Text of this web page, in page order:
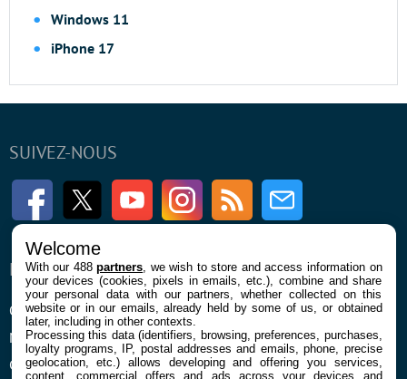
Windows 11
iPhone 17
SUIVEZ-NOUS
FacebookTwitter Youtube InstagramRSS Newsletter
ENTREPRISE
Qui sommes nous
Mentions légales et CGU
Confidentialité et Cookies
À PROPOS
La rédaction
Contact
Welcome
With our 488partners , we wish to store and access information on
your devices (cookies, pixels in emails, etc.), combine and share
your personal data with our partners, whether collected on this
website or in our emails, already held by some of us, or obtained
later, including in other contexts.
Processing this data (identifiers, browsing, preferences, purchases,
loyalty programs, IP, postal addresses and emails, phone, precise
geolocation, etc.) allows developing and offering you services,
content, commercial offers and ads across your devices and